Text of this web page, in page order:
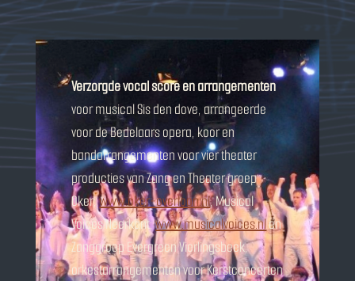
Verzorgde vocal score en arrangementen
voor musical Sis den dove, arrangeerde
voor de Bedelaars opera, koor en
bandarrangementen voor vier theater
producties van Zang en Theater groep
Oker;www.oker-overloon.nl, Musical
Voices Neerkant;www.musicalvoices.nlen
Zanggroep Evergreen Vierlingsbeek,
orkestarrangementen voor Kerstconcerten